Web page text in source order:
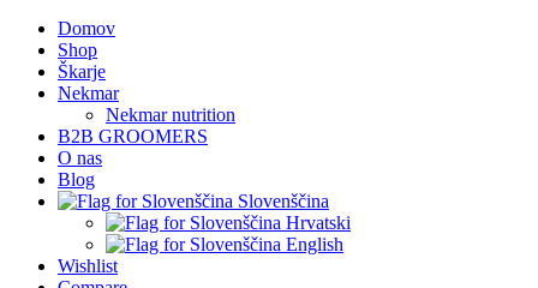
Domov
Shop
Škarje
Nekmar
Nekmar nutrition
B2B GROOMERS
O nas
Blog
Slovenščina
Hrvatski
English
Wishlist